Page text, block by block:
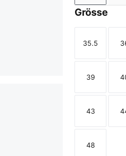
Grösse
Größe
35.5
Größe
39
Größe
43
Größe
48